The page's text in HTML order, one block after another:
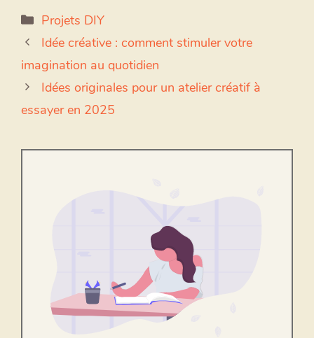
Catégories
Projets DIY
Idée créative : comment stimuler votre
imagination au quotidien
Idées originales pour un atelier créatif à
essayer en 2025